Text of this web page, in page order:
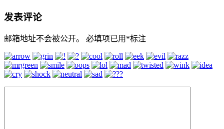
发表评论
邮箱地址不会被公开。 必填项已用 *标注